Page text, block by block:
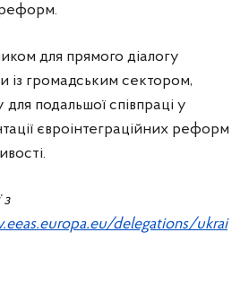
реформ.
для прямого діалогу
із громадським сектором,
подальшої співпраці у
євроінтеграційних реформ
delegations/ukrai